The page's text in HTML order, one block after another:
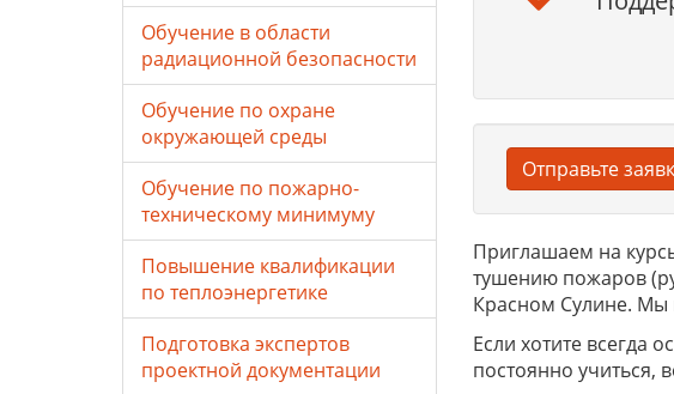
Отправьте
Приглашаем на
тушению пожаров
Красном Сулине. Мы
Если хотите всегда
постоянно учиться,
Обучение в области
радиационной безопасности
Обучение по охране
окружающей среды
Обучение по пожарно-
техническому минимуму
Повышение квалификации
по теплоэнергетике
Подготовка экспертов
проектной документации